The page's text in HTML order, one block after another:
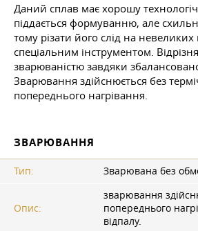
Даний сплав має хорошу
піддається формуванню, але
тому різати його слід на
спеціальним інструментом.
зварюваністю завдяки
Зварювання здійснюється без
попереднього нагрівання.
ЗВАРЮВАННЯ
Тип: Зварювана без
Опис:
зварювання
попереднього
відпалу.